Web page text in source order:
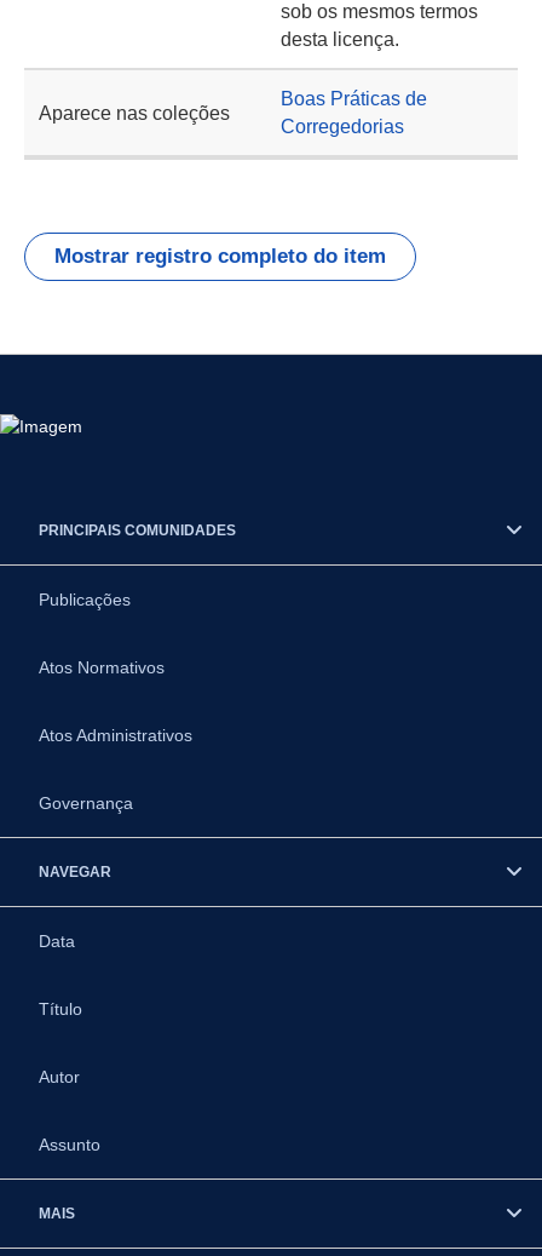
sob os mesmos termos
desta licença.
Aparece nas coleções
Boas Práticas de
Corregedorias
Mostrar registro completo do item
PRINCIPAIS COMUNIDADES
Publicações
Atos Normativos
Atos Administrativos
Governança
NAVEGAR
Data
Título
Autor
Assunto
MAIS